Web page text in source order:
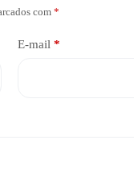
com *
E-mail *